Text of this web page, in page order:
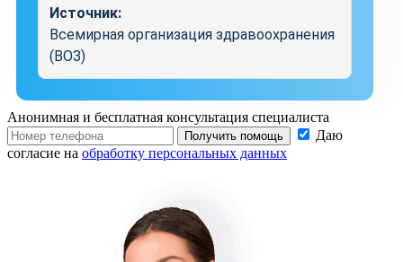
Источник:
Всемирная организация здравоохранения
(ВОЗ)
Анонимная и бесплатная консультация специалиста
Получить помощь
Даю
согласие на обработку персональных данных